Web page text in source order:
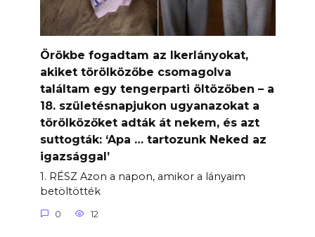
Örökbe fogadtam az Ikerlányokat,
akiket törölközőbe csomagolva
találtam egy tengerparti öltözőben – a
18. születésnapjukon ugyanazokat a
törölközőket adták át nekem, és azt
suttogták: ‘Apa … tartozunk Neked az
igazsággal’
1. RÉSZ Azon a napon, amikor a lányaim
betöltötték
0 12